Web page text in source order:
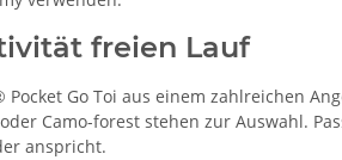
freien Lauf
Go Toi aus einem zahlreichen
Camo-forest stehen zur Auswahl.
anspricht.